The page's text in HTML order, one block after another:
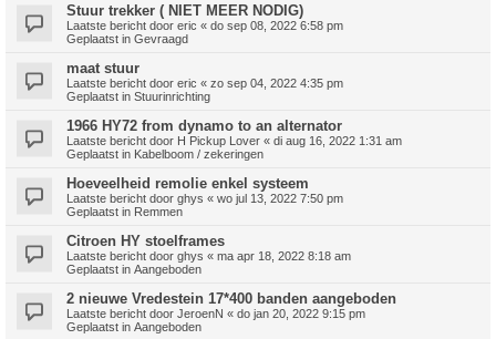
Stuur trekker ( NIET MEER NODIG)
Laatste bericht door eric « do sep 08, 2022 6:58 pm
Geplaatst in Gevraagd
maat stuur
Laatste bericht door eric « zo sep 04, 2022 4:35 pm
Geplaatst in Stuurinrichting
1966 HY72 from dynamo to an alternator
Laatste bericht door H Pickup Lover « di aug 16, 2022 1:31 am
Geplaatst in Kabelboom / zekeringen
Hoeveelheid remolie enkel systeem
Laatste bericht door ghys « wo jul 13, 2022 7:50 pm
Geplaatst in Remmen
Citroen HY stoelframes
Laatste bericht door ghys « ma apr 18, 2022 8:18 am
Geplaatst in Aangeboden
2 nieuwe Vredestein 17*400 banden aangeboden
Laatste bericht door JeroenN « do jan 20, 2022 9:15 pm
Geplaatst in Aangeboden